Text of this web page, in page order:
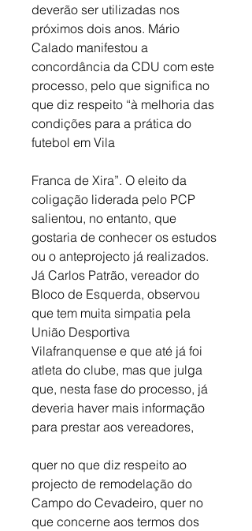
deverão ser utilizadas nos
próximos dois anos. Mário
Calado manifestou a
concordância da CDU com este
processo, pelo que significa no
que diz respeito “à melhoria das
condições para a prática do
futebol em Vila
Franca de Xira”. O eleito da
coligação liderada pelo PCP
salientou, no entanto, que
gostaria de conhecer os estudos
ou o anteprojecto já realizados.
Já Carlos Patrão, vereador do
Bloco de Esquerda, observou
que tem muita simpatia pela
União Desportiva
Vilafranquense e que até já foi
atleta do clube, mas que julga
que, nesta fase do processo, já
deveria haver mais informação
para prestar aos vereadores,
quer no que diz respeito ao
projecto de remodelação do
Campo do Cevadeiro, quer no
que concerne aos termos dos